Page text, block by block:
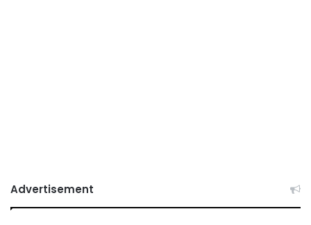
Advertisement